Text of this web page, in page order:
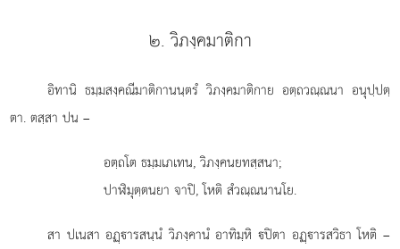
๒. วิภงฺคมาติกา
อิทานิ ธมฺมสงฺคณีมาติกานนฺตรํ วิภงฺคมาติกาย อตฺถวณฺณนา อนุปฺปตฺ
ตา. ตสฺสา ปน –
อตฺถโต ธมฺมเภเทน, วิภงฺคนยทสฺสนา;
ปาฬิมุตฺตนยา จาปิ, โหติ สํวณฺณนานโย.
สา ปเนสา อฏฺารสนฺนํ วิภงฺคานํ อาทิมฺหิ ปิตา อฏฺารสวิธา โหติ –